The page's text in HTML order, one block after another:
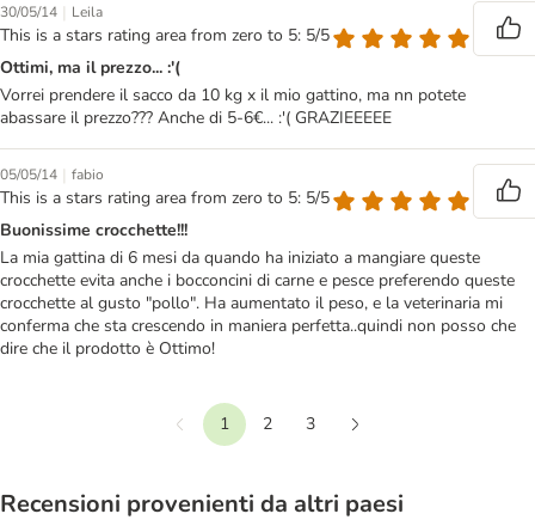
30/05/14 | Leila
This is a stars rating area from zero to 5: 5/5
Ottimi, ma il prezzo... :'(
Vorrei prendere il sacco da 10 kg x il mio gattino, ma nn potete
abassare il prezzo??? Anche di 5-6€... :'( GRAZIEEEEE
05/05/14 | fabio
This is a stars rating area from zero to 5: 5/5
Buonissime crocchette!!!
La mia gattina di 6 mesi da quando ha iniziato a mangiare queste
crocchette evita anche i bocconcini di carne e pesce preferendo queste
crocchette al gusto "pollo". Ha aumentato il peso, e la veterinaria mi
conferma che sta crescendo in maniera perfetta..quindi non posso che
dire che il prodotto è Ottimo!
Precedente
1 2
3
Recensioni provenienti da altri paesi